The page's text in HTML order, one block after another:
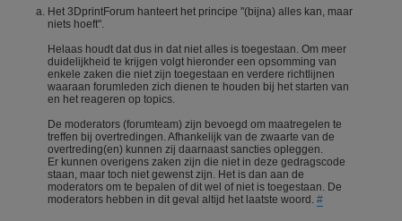
Het 3DprintForum hanteert het principe "(bijna) alles kan, maar
niets hoeft".
Helaas houdt dat dus in dat niet alles is toegestaan. Om meer
duidelijkheid te krijgen volgt hieronder een opsomming van
enkele zaken die niet zijn toegestaan en verdere richtlijnen
waaraan forumleden zich dienen te houden bij het starten van
en het reageren op topics.
De moderators (forumteam) zijn bevoegd om maatregelen te
treffen bij overtredingen. Afhankelijk van de zwaarte van de
overtreding(en) kunnen zij daarnaast sancties opleggen.
Er kunnen overigens zaken zijn die niet in deze gedragscode
staan, maar toch niet gewenst zijn. Het is dan aan de
moderators om te bepalen of dit wel of niet is toegestaan. De
moderators hebben in dit geval altijd het laatste woord. #